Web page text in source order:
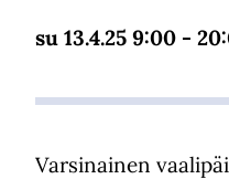
su 13.4.25 9:00 -
Varsinainen